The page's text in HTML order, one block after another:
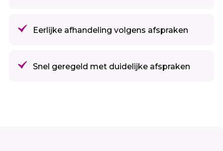
Eerlijke afhandeling volgens afspraken
Snel geregeld met duidelijke afspraken